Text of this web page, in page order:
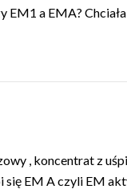
a EMA?
, koncentrat z
się EM A czyli EM